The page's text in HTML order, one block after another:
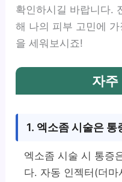
확인하시길 바랍니다.
해 나의 피부 고민에
을 세워보시죠!
자주
1. 엑소좀 시술은 통
엑소좀 시술 시 통증
다. 자동 인젝터(더